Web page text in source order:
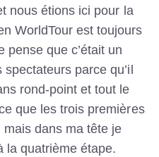
nous étions ici pour la
WorldTour est toujours
pense que c’était un
parce qu’il
rond-point et tout le
que les trois premières
dans ma tête je
la quatrième étape.